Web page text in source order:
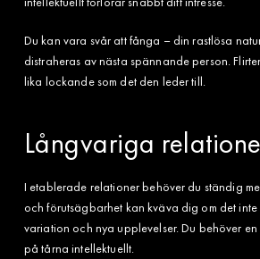
Du kan vara svår att fånga – din rastlösa
distraheras av nästa spännande person.
lika lockande som det den leder till.
Långvariga
I etablerade relationer behöver du ständig
och förutsägbarhet kan kväva dig om det inte
variation och nya upplevelser. Du behöver
på tårna intellektuellt.